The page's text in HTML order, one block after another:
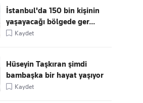
İstanbul'da 150 bin kişinin
yaşayacağı bölgede ger...
Kaydet
Hüseyin Taşkıran şimdi
bambaşka bir hayat yaşıyor
Kaydet